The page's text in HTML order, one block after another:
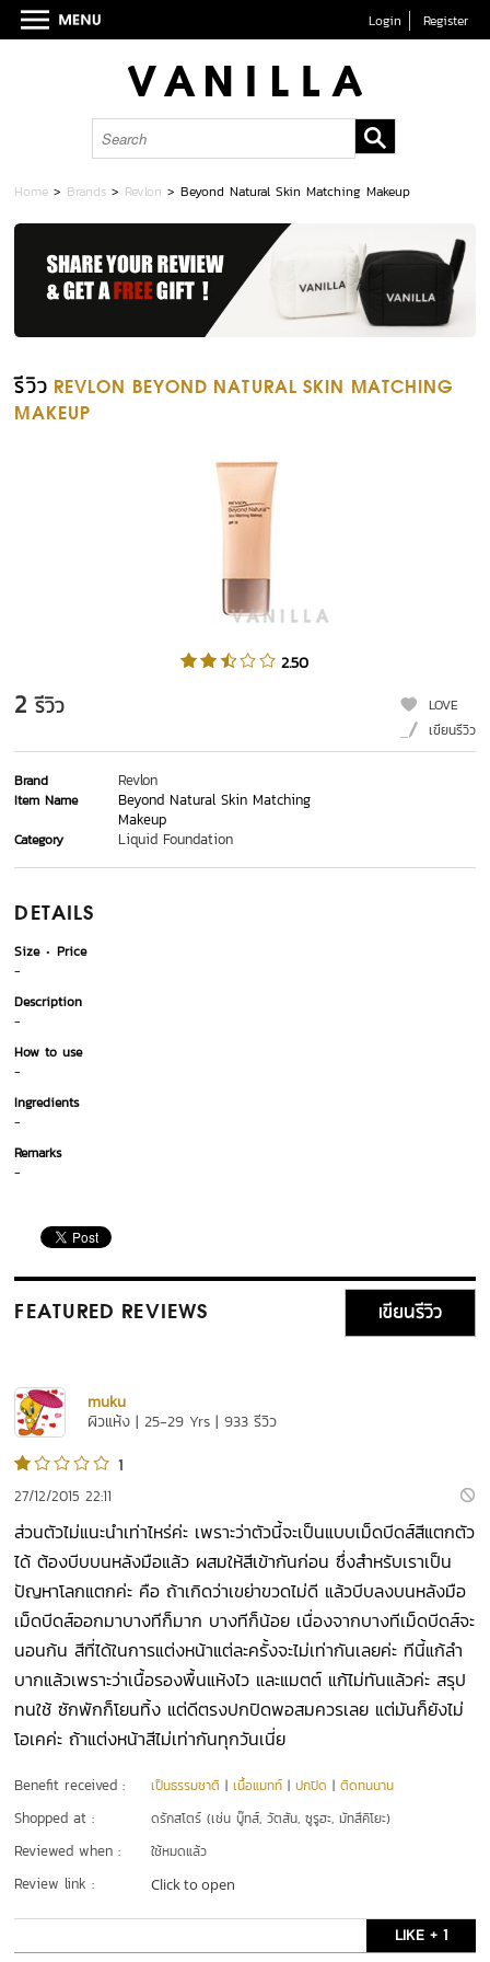
Login Register
Home > Brands > Revlon >Beyond Natural Skin Matching Makeup
รีวิว REVLON BEYOND NATURAL SKIN MATCHING
MAKEUP
2.50
2 รีวิว
LOVE
เขียนรีวิว
Brand Revlon
Item Name
Beyond Natural Skin Matching
Makeup
Category Liquid Foundation
DETAILS
Size
Price
-
Description
-
How to use
-
Ingredients
-
Remarks
-
FEATURED REVIEWS เขียนรีวิว
muku
ผิวแห้ง | 25-29 Yrs | 933 รีวิว
1
27/12/2015 22:11
ส่วนตัวไม่แนะนำเท่าไหร่ค่ะ เพราะว่าตัวนี้จะเป็นแบบเม็ดบีดส์สีแตกตัว
ได้ ต้องบีบบนหลังมือแล้ว ผสมให้สีเข้ากันก่อน ซึ่งสำหรับเราเป็น
ปัญหาโลกแตกค่ะ คือ ถ้าเกิดว่าเขย่าขวดไม่ดี แล้วบีบลงบนหลังมือ
เม็ดบีดส์ออกมาบางทีก็มาก บางทีก็น้อย เนื่องจากบางทีเม็ดบีดส์จะ
นอนก้น สีที่ได้ในการแต่งหน้าแต่ละครั้งจะไม่เท่ากันเลยค่ะ ทีนี้แก้ลำ
บากแล้วเพราะว่าเนื้อรองพื้นแห้งไว และแมตต์ แก้ไม่ทันแล้วค่ะ สรุป
ทนใช้ ซักพักก็โยนทิ้ง แต่ดีตรงปกปิดพอสมควรเลย แต่มันก็ยังไม่
โอเคค่ะ ถ้าแต่งหน้าสีไม่เท่ากันทุกวันเนี่ย
Benefit received : เป็นธรรมชาติ |เนื้อแมทท์ |ปกปิด |ติดทนนาน
Shopped at : ดรักสโตร์ (เช่น บู๊ทส์, วัตสัน, ซูรูฮะ, มัทสึคิโยะ)
Reviewed when : ใช้หมดแล้ว
Review link : Click to open
LIKE + 1